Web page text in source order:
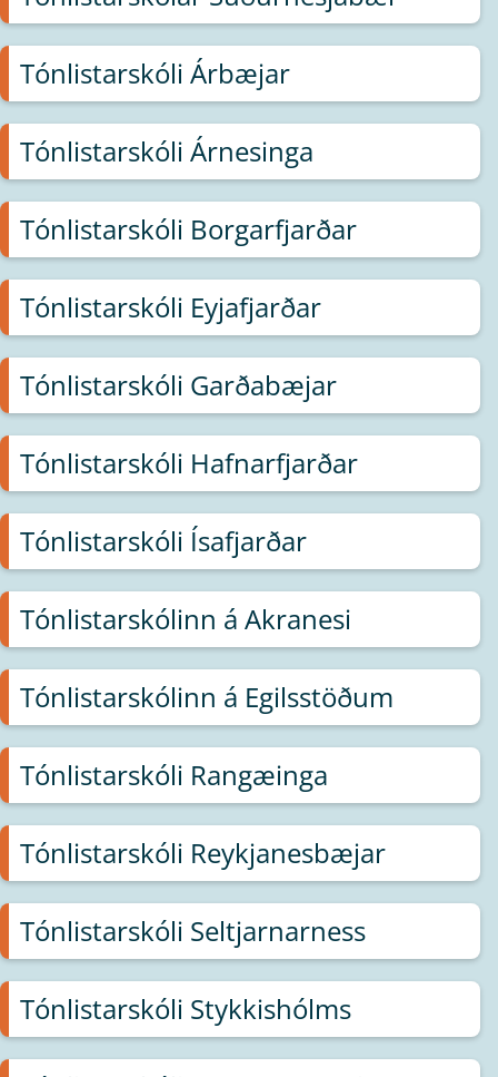
Tónlistarskóli Árbæjar
Tónlistarskóli Árnesinga
Tónlistarskóli Borgarfjarðar
Tónlistarskóli Eyjafjarðar
Tónlistarskóli Garðabæjar
Tónlistarskóli Hafnarfjarðar
Tónlistarskóli Ísafjarðar
Tónlistarskólinn á Akranesi
Tónlistarskólinn á Egilsstöðum
Tónlistarskóli Rangæinga
Tónlistarskóli Reykjanesbæjar
Tónlistarskóli Seltjarnarness
Tónlistarskóli Stykkishólms